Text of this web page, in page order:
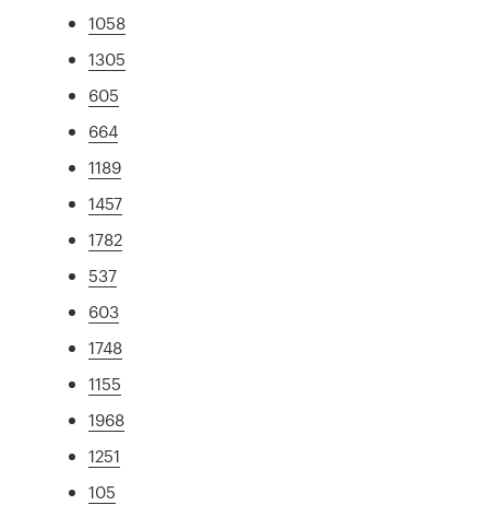
1058
1305
605
664
1189
1457
1782
537
603
1748
1155
1968
1251
105